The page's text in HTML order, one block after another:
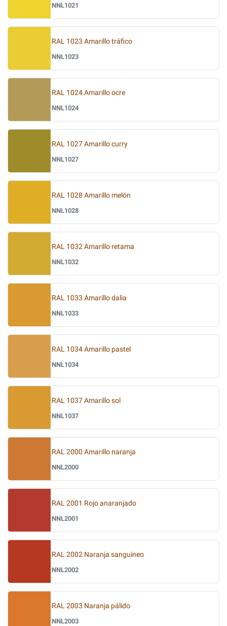
NNL1021
RAL 1023 Amarillo tráfico
NNL1023
RAL 1024 Amarillo ocre
NNL1024
RAL 1027 Amarillo curry
NNL1027
RAL 1028 Amarillo melón
NNL1028
RAL 1032 Amarillo retama
NNL1032
RAL 1033 Amarillo dalia
NNL1033
RAL 1034 Amarillo pastel
NNL1034
RAL 1037 Amarillo sol
NNL1037
RAL 2000 Amarillo naranja
NNL2000
RAL 2001 Rojo anaranjado
NNL2001
RAL 2002 Naranja sanguineo
NNL2002
RAL 2003 Naranja pálido
NNL2003